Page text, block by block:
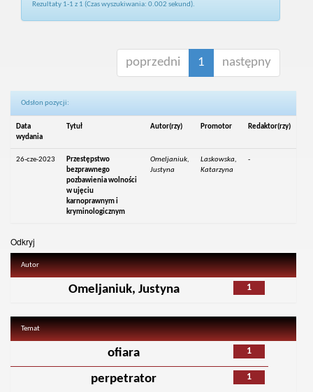
Rezultaty 1-1 z 1 (Czas wyszukiwania: 0.002 sekund).
poprzedni 1 następny
Odsłon pozycji:
Data
wydania
Tytuł Autor(rzy) Promotor Redaktor(rzy)
26-cze-2023
Przestępstwo
bezprawnego
pozbawienia wolności
w ujęciu
karnoprawnym i
kryminologicznym
Omeljaniuk,
Justyna
Laskowska,
Katarzyna
-
Odkryj
Autor
1
Omeljaniuk, Justyna
Temat
1
ofiara
1
perpetrator